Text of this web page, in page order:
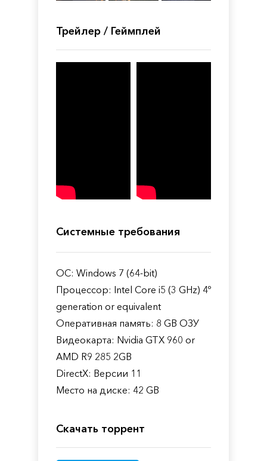
Трейлер / Геймплей
Системные требования
ОС: Windows 7 (64-bit)
Процессор: Intel Core i5 (3 GHz) 4º
generation or equivalent
Оперативная память: 8 GB ОЗУ
Видеокарта: Nvidia GTX 960 or
AMD R9 285 2GB
DirectX: Версии 11
Место на диске: 42 GB
Скачать торрент